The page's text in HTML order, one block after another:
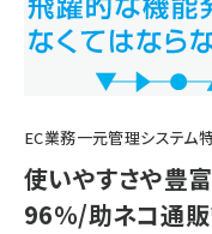
amazon
yahoo (1901)
楽天 (1871)
ecbeing
アスクル
EC業務一元管理システム
使いやすさや豊
96％/助ネコ通